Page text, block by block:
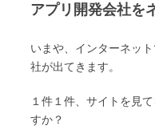
アプリ開発会社を
いまや、インターネッ
社が出てきます。
１件１件、サイトを見
すか？